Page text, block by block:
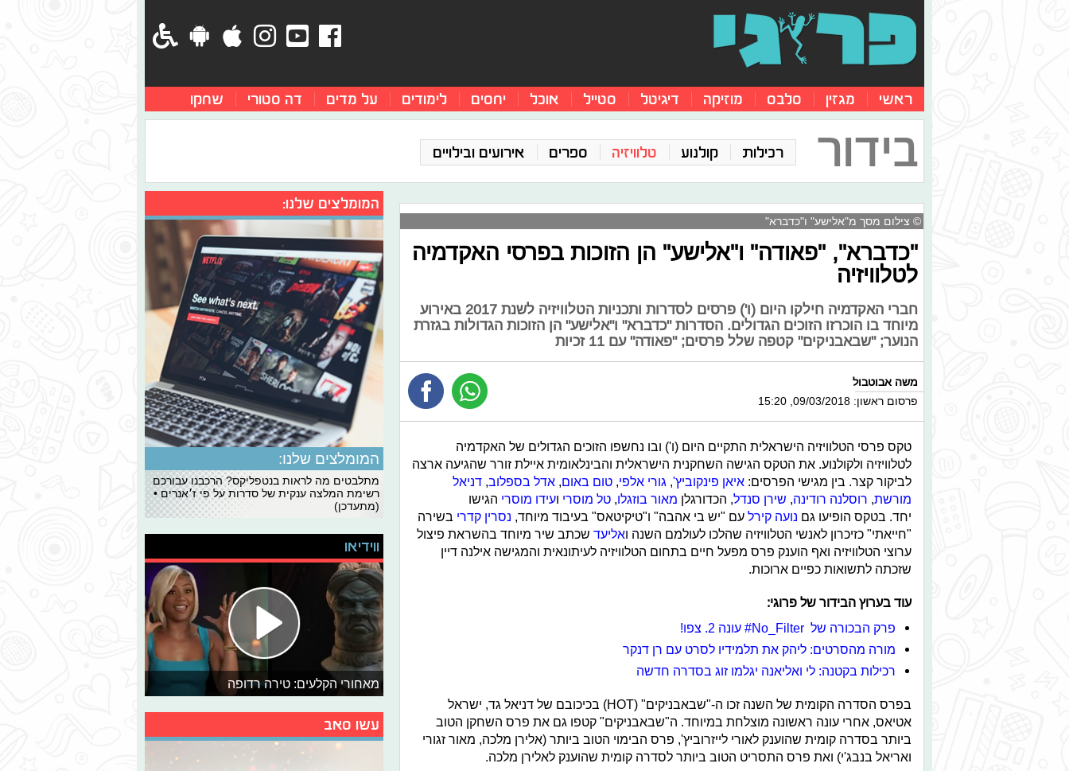
ראשי מגזין סלבס מוזיקה דיגיטל סטייל אוכל יחסים לימודים על מדים דה סטורי שחקו
בידור רכילות קולנוע טלוויזיה ספרים אירועים ובילויים
© צילום מסך מ"אלישע" ו"כדברא"
"כדברא", "פאודה" ו"אלישע" הן הזוכות בפרסי האקדמיה
לטלוויזיה
חברי האקדמיה חילקו היום (ו') פרסים לסדרות ותכניות הטלוויזיה לשנת 2017 באירוע
מיוחד בו הוכרזו הזוכים הגדולים. הסדרות "כדברא" ו"אלישע" הן הזוכות הגדולות בגזרת
הנוער; "שבאבניקים" קטפה שלל פרסים; "פאודה" עם 11 זכיות
משה אבוטבול
פרסום ראשון: 09/03/2018, 15:20
טקס פרסי הטלוויזיה הישראלית התקיים היום (ו') ובו נחשפו הזוכים הגדולים של האקדמיה
לטלוויזיה ולקולנוע. את הטקס הגישה השחקנית הישראלית והבינלאומית איילת זורר שהגיעה ארצה
לביקור קצר. בין מגישי הפרסים: איאן פינקוביץ', גורי אלפי, טום באום, אדל בספלוב, דניאל
מורשת, רוסלנה רודינה, שירן סנדל, הכדורגלן מאור בוזגלו, טל מוסרי ועידו מוסרי הגישו
יחד. בטקס הופיעו גם נועה קירל עם "יש בי אהבה" ו"טיקיטאס" בעיבוד מיוחד, נסרין קדרי בשירה
"חייאתי" כזיכרון לאנשי הטלוויזיה שהלכו לעולמם השנה ואליעד שכתב שיר מיוחד בהשראת פיצול
ערוצי הטלוויזיה ואף הוענק פרס מפעל חיים בתחום הטלוויזיה לעיתונאית והמגישה אילנה דיין
שזכתה לתשואות כפיים ארוכות.
עוד בערוץ הבידור של פרוגי:
פרק הבכורה של No_Filter# עונה 2. צפו!
מורה מהסרטים: ליהק את תלמידיו לסרט עם רן דנקר
רכילות בקטנה: לי ואליאנה יגלמו זוג בסדרה חדשה
בפרס הסדרה הקומית של השנה זכו ה-"שבאבניקים" (HOT) בכיכובם של דניאל גד, ישראל
אטיאס, אחרי עונה ראשונה מוצלחת במיוחד. ה"שבאבניקים" קטפו גם את פרס השחקן הטוב
ביותר בסדרה קומית שהוענק לאורי לייזרוביץ', פרס הבימוי הטוב ביותר (אלירן מלכה, מאור זגורי
ואריאל בנבג'י) ואת פרס התסריט הטוב ביותר לסדרה קומית שהוענק לאלירן מלכה.
המומלצים שלנו:
המומלצים שלנו:
מתלבטים מה לראות בנטפליקס? הרכבנו עבורכם
רשימת המלצה ענקית של סדרות על פי ז׳אנרים •
(מתעדכן)
ווידיאו
מאחורי הקלעים: טירה רדופה
עשו סאב